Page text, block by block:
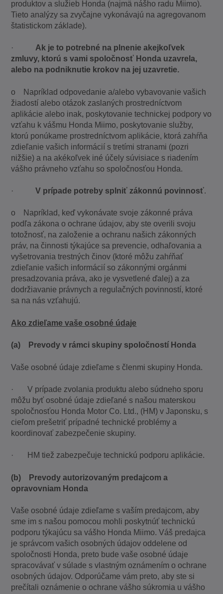
produktov a služieb Honda (najmä nášho radu Miimo).
Tieto analýzy sa zvyčajne vykonávajú na agregovanom
štatistickom základe).
· Ak je to potrebné na plnenie akejkoľvek
zmluvy, ktorú s vami spoločnosť Honda uzavrela,
alebo na podniknutie krokov na jej uzavretie.
o Napríklad odpovedanie a/alebo vybavovanie vašich
žiadostí alebo otázok zaslaných prostredníctvom
aplikácie alebo inak, poskytovanie technickej podpory vo
vzťahu k vášmu Honda Miimo, poskytovanie služby,
ktorú ponúkame prostredníctvom aplikácie, ktorá zahŕňa
zdieľanie vašich informácií s tretími stranami (pozri
nižšie) a na akékoľvek iné účely súvisiace s riadením
vášho právneho vzťahu so spoločnosťou Honda.
·V prípade potreby splniť zákonnú povinnosť.
o Napríklad, keď vykonávate svoje zákonné práva
podľa zákona o ochrane údajov, aby ste overili svoju
totožnosť, na založenie a ochranu našich zákonných
práv, na činnosti týkajúce sa prevencie, odhaľovania a
vyšetrovania trestných činov (ktoré môžu zahŕňať
zdieľanie vašich informácií so zákonnými orgánmi
presadzovania práva, ako je vysvetlené ďalej) a za
dodržiavanie právnych a regulačných povinností, ktoré
sa na nás vzťahujú.
Ako zdieľame vaše osobné údaje
(a) Prevody v rámci skupiny spoločností Honda
Vaše osobné údaje zdieľame s členmi skupiny Honda.
· V prípade zvolania produktu alebo súdneho sporu
môžu byť osobné údaje zdieľané s našou materskou
spoločnosťou Honda Motor Co. Ltd., (HM) v Japonsku, s
cieľom prešetriť prípadné technické problémy a
koordinovať zabezpečenie skupiny.
· HM tiež zabezpečuje technickú podporu aplikácie.
(b) Prevody autorizovaným predajcom a
opravovniam Honda
Vaše osobné údaje zdieľame s vaším predajcom, aby
sme im s našou pomocou mohli poskytnúť technickú
podporu týkajúcu sa vášho Honda Miimo. Váš predajca
je správcom vašich osobných údajov oddelene od
spoločnosti Honda, preto bude vaše osobné údaje
spracovávať v súlade s vlastným oznámením o ochrane
osobných údajov. Odporúčame vám preto, aby ste si
prečítali oznámenie o ochrane vášho súkromia u vášho